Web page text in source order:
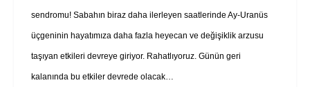
sendromu! Sabahın biraz daha ilerleyen saatlerinde Ay-Uranüs
üçgeninin hayatımıza daha fazla heyecan ve değişiklik arzusu
taşıyan etkileri devreye giriyor. Rahatlıyoruz. Günün geri
kalanında bu etkiler devrede olacak…